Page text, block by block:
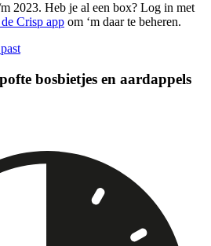
2023. Heb je al een box? Log in met
Crisp app om ‘m daar te beheren.
bosbietjes en aardappels